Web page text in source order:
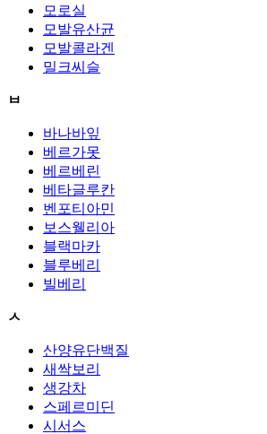
모로실
모발유산균
모발콜라겐
밀크씨슬
ㅂ
바나바잎
베르가못
베르베린
베타글루칸
벤포티아민
보스웰리아
블랙마카
블루베리
빌베리
ㅅ
산양유단백질
새싹보리
생강차
스페르미딘
시서스